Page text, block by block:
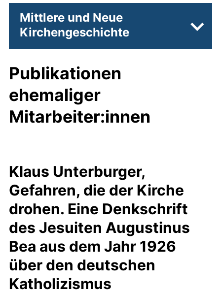
Mittlere und Neue
Kirchengeschichte
Publikationen
ehemaliger
Mitarbeiter:innen
Klaus Unterburger,
Gefahren, die der Kirche
drohen. Eine Denkschrift
des Jesuiten Augustinus
Bea aus dem Jahr 1926
über den deutschen
Katholizismus